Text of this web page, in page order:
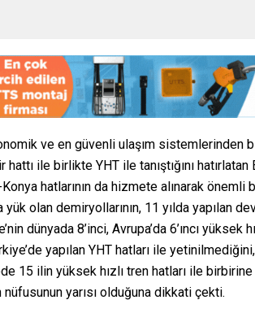
ve en güvenli ulaşım sistemlerinden
ile birlikte YHT ile tanıştığını hatırlatan
hatlarının da hizmete alınarak önemli
olan demiryollarının, 11 yılda yapılan
dünyada 8’inci, Avrupa’da 6’ıncı
yapılan YHT hatları ile yetinilmediğini,
15 ilin yüksek hızlı tren hatları ile
yarısı olduğuna dikkati çekti.